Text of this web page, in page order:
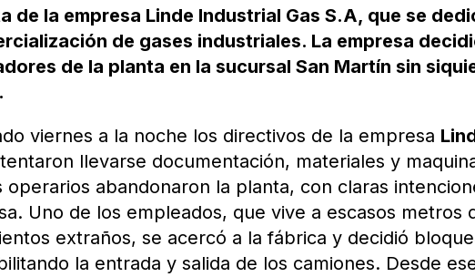
de la empresa Linde Industrial Gas S.A, que se
de gases industriales. La empresa
de la planta en la sucursal San Martín sin
viernes a la noche los directivos de la empresa
llevarse documentación, materiales y
operarios abandonaron la planta, con claras
Uno de los empleados, que vive a escasos metros
extraños, se acercó a la fábrica y decidió
la entrada y salida de los camiones. Desde